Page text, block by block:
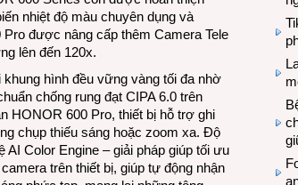
nhiệt độ màu chuyên dụng và
được nâng cấp thêm Camera Tele
lên đến 120x.
hình đều vững vàng tối đa nhờ
chống rung đạt CIPA 6.0 trên
HONOR 600 Pro, thiết bị hỗ trợ ghi
chụp thiếu sáng hoặc zoom xa. Độ
Color Engine – giải pháp giúp tối ưu
trên thiết bị, giúp tự động nhận